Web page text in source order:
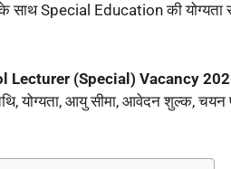
साथ Special Education की योग्यता
Lecturer (Special) Vacancy
योग्यता, आयु सीमा, आवेदन शुल्क,